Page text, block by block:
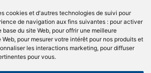
cookies et d'autres technologies de suivi pour
de navigation aux fins suivantes : pour activer
du site Web, pour offrir une meilleure
Web, pour mesurer votre intérêt pour nos produits et
les interactions marketing, pour diffuser
pour vous.
2023 – Tous les droits